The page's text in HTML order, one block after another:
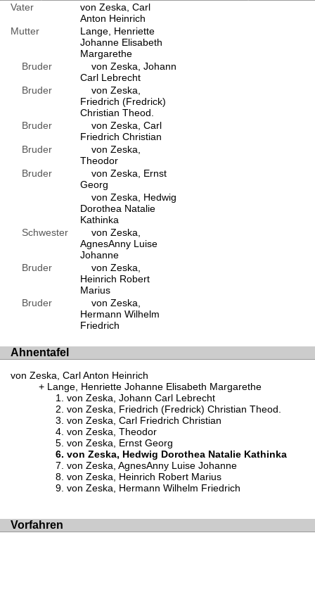
Vater
von Zeska, Carl
Anton Heinrich
Mutter
Lange, Henriette
Johanne Elisabeth
Margarethe
Bruder
von Zeska, Johann
Carl Lebrecht
Bruder
von Zeska,
Friedrich (Fredrick)
Christian Theod.
Bruder
von Zeska, Carl
Friedrich Christian
Bruder
von Zeska,
Theodor
Bruder
von Zeska, Ernst
Georg
von Zeska, Hedwig
Dorothea Natalie
Kathinka
Schwester
von Zeska,
AgnesAnny Luise
Johanne
Bruder
von Zeska,
Heinrich Robert
Marius
Bruder
von Zeska,
Hermann Wilhelm
Friedrich
Ahnentafel
von Zeska, Carl Anton Heinrich
Lange, Henriette Johanne Elisabeth Margarethe
von Zeska, Johann Carl Lebrecht
von Zeska, Friedrich (Fredrick) Christian Theod.
von Zeska, Carl Friedrich Christian
von Zeska, Theodor
von Zeska, Ernst Georg
von Zeska, Hedwig Dorothea Natalie Kathinka
von Zeska, AgnesAnny Luise Johanne
von Zeska, Heinrich Robert Marius
von Zeska, Hermann Wilhelm Friedrich
Vorfahren